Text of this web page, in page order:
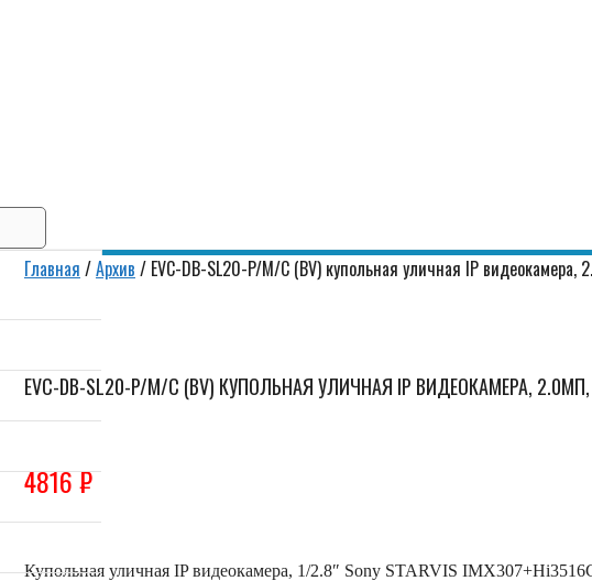
Главная /Архив / EVC-DB-SL20-P/M/C (BV) купольная уличная IP видеокамера,
EVC-DB-SL20-P/M/C (BV) КУПОЛЬНАЯ УЛИЧНАЯ IP ВИДЕОКАМЕРА,
4816₽
Купольная уличная IP видеокамера, 1/2.8″ Sony STARVIS